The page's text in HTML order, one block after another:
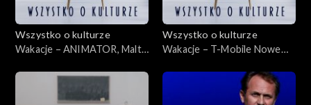
Wszystko o kulturze
Wakacje – ANIMATOR, Malta
Wszystko o kulturze
Wakacje – T-Mobile Nowe